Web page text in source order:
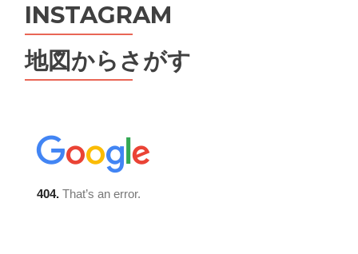
INSTAGRAM
地図からさがす